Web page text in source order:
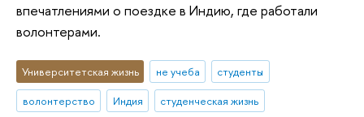
впечатлениями о поездке в Индию, где работали
волонтерами.
Университетская жизнь не учеба
студенты
волонтерство
Индия
студенческая жизнь